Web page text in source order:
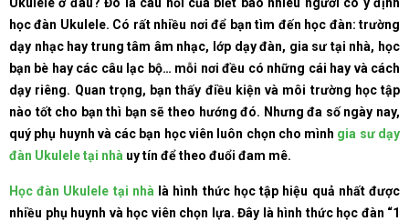
học đàn Ukulele. Có rất nhiều nơi để bạn tìm đến học đàn: trường
dạy nhạc hay trung tâm âm nhạc, lớp dạy đàn, gia sư tại nhà, học
bạn bè hay các câu lạc bộ… mỗi nơi đều có những cái hay và cách
dạy riêng. Quan trọng, bạn thấy điều kiện và môi trường học tập
nào tốt cho bạn thì bạn sẽ theo hướng đó. Nhưng đa số ngày nay,
quý phụ huynh và các bạn học viên luôn chọn cho mình gia sư dạy
đàn Ukulele tại nhà uy tín để theo đuổi đam mê.
Học đàn Ukulele tại nhà là hình thức học tập hiệu quả nhất được
nhiều phụ huynh và học viên chọn lựa. Đây là hình thức học đàn “1